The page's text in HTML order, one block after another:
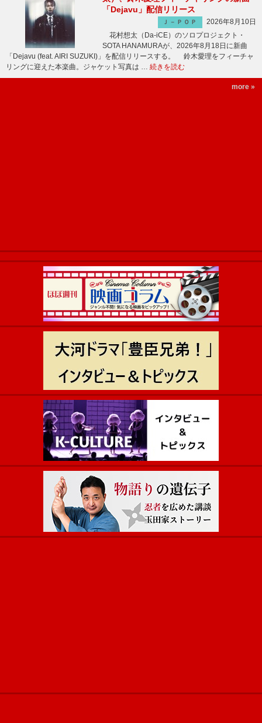
「Dejavu」配信リリース
Ｊ－ＰＯＰ
2026年8月10日
花村想太（Da-iCE）のソロプロジェクト・
SOTA HANAMURAが、2026年8月18日に新曲
「Dejavu (feat. AIRI SUZUKI)」を配信リリースする。 鈴木愛理をフィーチャ
リングに迎えた本楽曲。ジャケット写真は … 続きを読む
more »